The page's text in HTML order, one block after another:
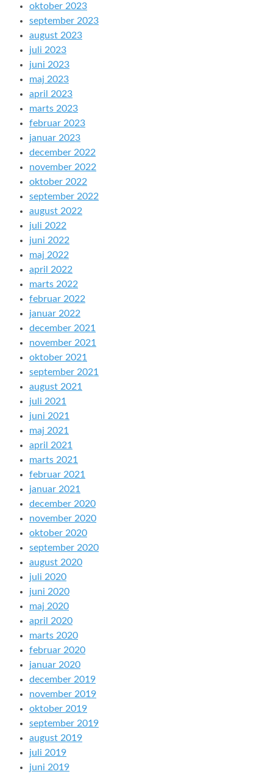
oktober 2023
september 2023
august 2023
juli 2023
juni 2023
maj 2023
april 2023
marts 2023
februar 2023
januar 2023
december 2022
november 2022
oktober 2022
september 2022
august 2022
juli 2022
juni 2022
maj 2022
april 2022
marts 2022
februar 2022
januar 2022
december 2021
november 2021
oktober 2021
september 2021
august 2021
juli 2021
juni 2021
maj 2021
april 2021
marts 2021
februar 2021
januar 2021
december 2020
november 2020
oktober 2020
september 2020
august 2020
juli 2020
juni 2020
maj 2020
april 2020
marts 2020
februar 2020
januar 2020
december 2019
november 2019
oktober 2019
september 2019
august 2019
juli 2019
juni 2019